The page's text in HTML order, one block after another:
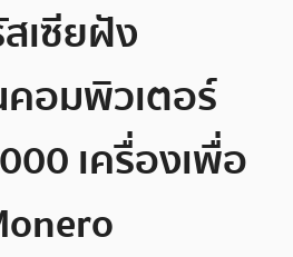
เซียฝัง
อมพิวเตอร์
เครื่องเพื่อ